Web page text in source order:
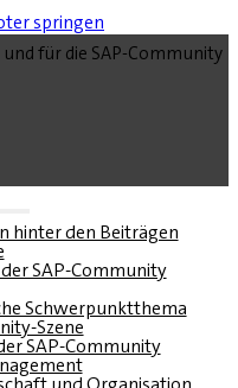
springen
für die SAP-Community
hinter den Beiträgen
SAP-Community
Schwerpunktthema
Szene
SAP-Community